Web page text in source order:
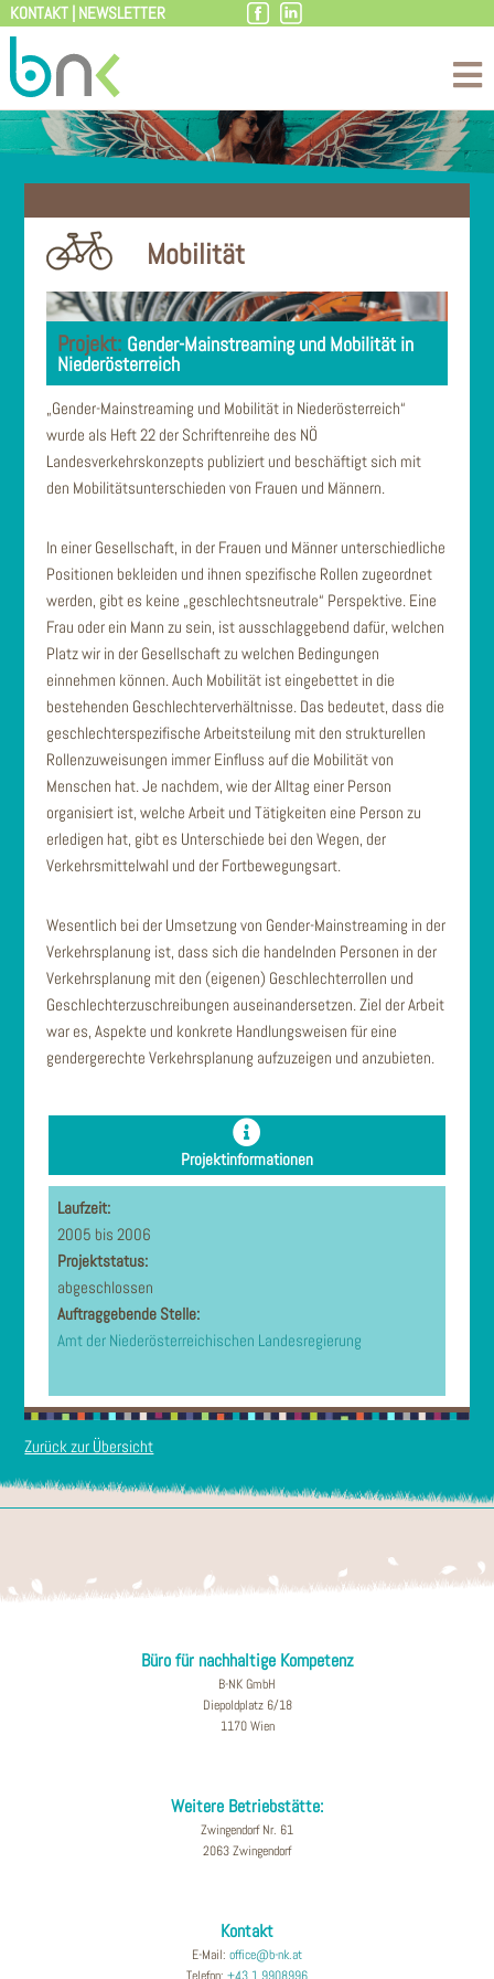
Zum
Inhalt
KONTAKT| NEWSLETTER
Mobilität
Gender-Mainstreaming und Mobilität in
Niederösterreich
„Gender-Mainstreaming und Mobilität in Niederösterreich“
wurde als Heft 22 der Schriftenreihe des NÖ
Landesverkehrskonzepts publiziert und beschäftigt sich mit
den Mobilitätsunterschieden von Frauen und Männern.
In einer Gesellschaft, in der Frauen und Männer unterschiedliche
Positionen bekleiden und ihnen spezifische Rollen zugeordnet
werden, gibt es keine „geschlechtsneutrale“ Perspektive. Eine
Frau oder ein Mann zu sein, ist ausschlaggebend dafür, welchen
Platz wir in der Gesellschaft zu welchen Bedingungen
einnehmen können. Auch Mobilität ist eingebettet in die
bestehenden Geschlechterverhältnisse. Das bedeutet, dass die
geschlechterspezifische Arbeitsteilung mit den strukturellen
Rollenzuweisungen immer Einfluss auf die Mobilität von
Menschen hat. Je nachdem, wie der Alltag einer Person
organisiert ist, welche Arbeit und Tätigkeiten eine Person zu
erledigen hat, gibt es Unterschiede bei den Wegen, der
Verkehrsmittelwahl und der Fortbewegungsart.
Wesentlich bei der Umsetzung von Gender-Mainstreaming in der
Verkehrsplanung ist, dass sich die handelnden Personen in der
Verkehrsplanung mit den (eigenen) Geschlechterrollen und
Geschlechterzuschreibungen auseinandersetzen. Ziel der Arbeit
war es, Aspekte und konkrete Handlungsweisen für eine
gendergerechte Verkehrsplanung aufzuzeigen und anzubieten.
Projektinformationen
Laufzeit:
2005 bis 2006
Projektstatus:
abgeschlossen
Auftraggebende Stelle:
Amt der Niederösterreichischen Landesregierung
Zurück zur Übersicht
Büro für nachhaltige Kompetenz
B-NK GmbH
Diepoldplatz 6/18
1170 Wien
Weitere Betriebstätte:
Zwingendorf Nr. 61
2063 Zwingendorf
Kontakt
E-Mail: office@b-nk.at
Telefon: +43 1 9908996